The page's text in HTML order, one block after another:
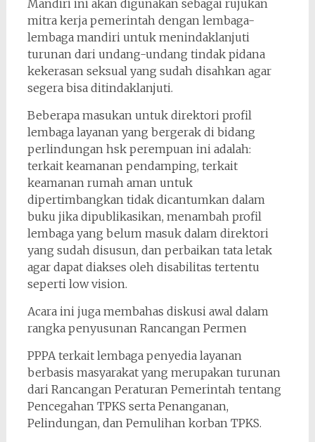
Mandiri ini akan digunakan sebagai rujukan
mitra kerja pemerintah dengan lembaga-
lembaga mandiri untuk menindaklanjuti
turunan dari undang-undang tindak pidana
kekerasan seksual yang sudah disahkan agar
segera bisa ditindaklanjuti.
Beberapa masukan untuk direktori profil
lembaga layanan yang bergerak di bidang
perlindungan hsk perempuan ini adalah:
terkait keamanan pendamping, terkait
keamanan rumah aman untuk
dipertimbangkan tidak dicantumkan dalam
buku jika dipublikasikan, menambah profil
lembaga yang belum masuk dalam direktori
yang sudah disusun, dan perbaikan tata letak
agar dapat diakses oleh disabilitas tertentu
seperti low vision.
Acara ini juga membahas diskusi awal dalam
rangka penyusunan Rancangan Permen
PPPA terkait lembaga penyedia layanan
berbasis masyarakat yang merupakan turunan
dari Rancangan Peraturan Pemerintah tentang
Pencegahan TPKS serta Penanganan,
Pelindungan, dan Pemulihan korban TPKS.